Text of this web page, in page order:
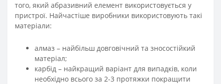
того, який абразивний елемент використовується у
пристрої. Найчастіше виробники використовують такі
матеріали:
алмаз – найбільш довговічний та зносостійкий
матеріал;
карбід – найкращий варіант для випадків, коли
необхідно всього за 2-3 протяжки покращити